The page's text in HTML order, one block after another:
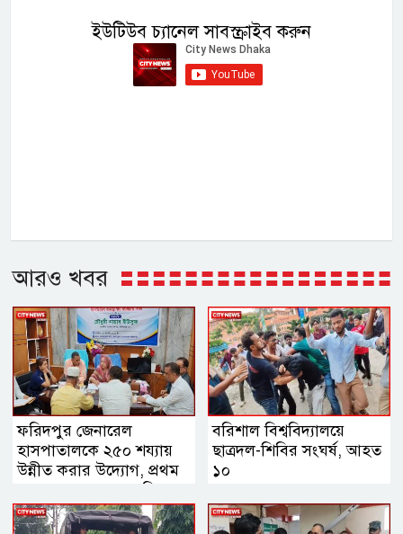
ইউটিউব চ্যানেল সাবস্ক্রাইব করুন
আরও খবর
ফরিদপুর জেনারেল
হাসপাতালকে ২৫০ শয্যায়
উন্নীত করার উদ্যোগ, প্রথম
ব্যবস্থাপনা সভায় এমপি
নায়াব ইউসুফ
বরিশাল বিশ্ববিদ্যালয়ে
ছাত্রদল-শিবির সংঘর্ষ, আহত
১০